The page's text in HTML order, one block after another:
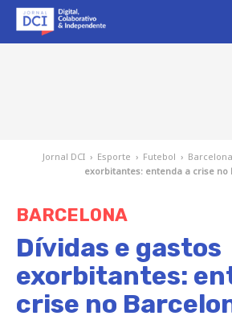
Jornal DCI › Esporte › Futebol › Barcelona
exorbitantes: entenda a crise no
BARCELONA
Dívidas e gastos
exorbitantes:
crise no